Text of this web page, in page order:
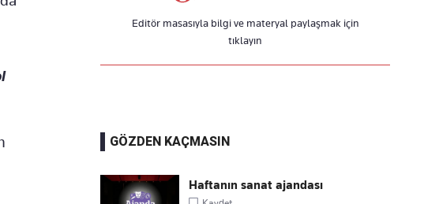
Editör masasıyla bilgi ve materyal paylaşmak için
tıklayın
GÖZDEN KAÇMASIN
Haftanın sanat ajandası